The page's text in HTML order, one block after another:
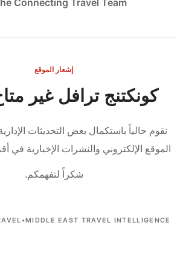
Connecting Travel Team
إشعار الموقع
كونكتنج ترافل غير
نقوم حالياً باستكمال بعض التحديثات
الموقع الإلكتروني والنشرات الإخبارية
شكراً لتفهمكم.
•MIDDLE EAST TRAVEL INTELLIGENCE